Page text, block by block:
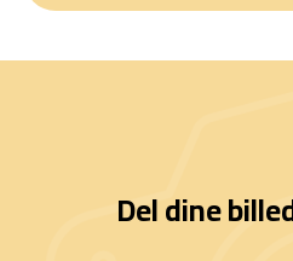
Del dine